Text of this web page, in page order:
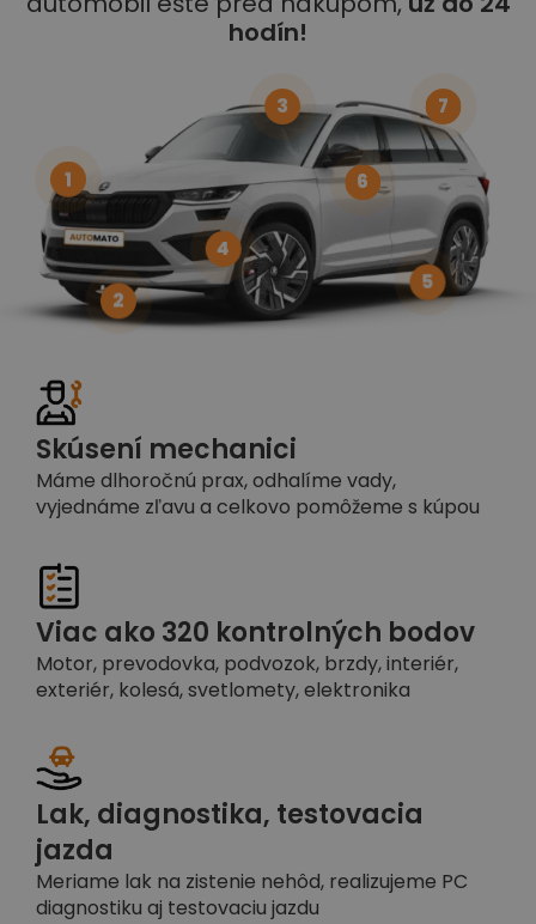
hodín!
Skúsení mechanici
Máme dlhoročnú prax, odhalíme vady,
vyjednáme zľavu a celkovo pomôžeme s kúpou
Viac ako 320 kontrolných bodov
Motor, prevodovka, podvozok, brzdy, interiér,
exteriér, kolesá, svetlomety, elektronika
Lak, diagnostika, testovacia
jazda
Meriame lak na zistenie nehôd, realizujeme PC
diagnostiku aj testovaciu jazdu
1
2
3
4
5
6
7